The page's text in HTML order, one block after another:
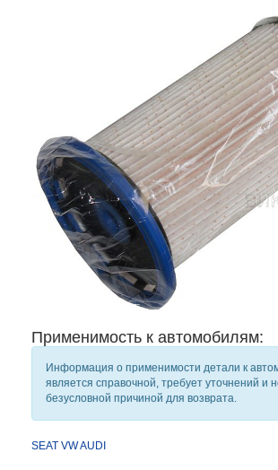
Применимость к автомобилям:
Информация о применимости детали к
является справочной, требует уточнений и
безусловной причиной для возврата.
SEAT VWAUDI